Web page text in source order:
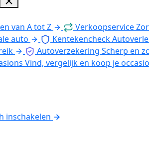
van A tot Z Verkoopservice
auto Kentekencheck
Autoverzekering Scherp en
Vind, vergelijk en koop je
inschakelen